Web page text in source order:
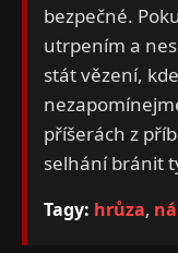
bezpečné.
utrpením a
stát vězení,
příšerách z
selhání bránit
Tagy: hrůza,